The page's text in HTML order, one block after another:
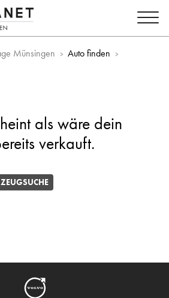
Münsingen
Auto finden
als wäre dein
verkauft.